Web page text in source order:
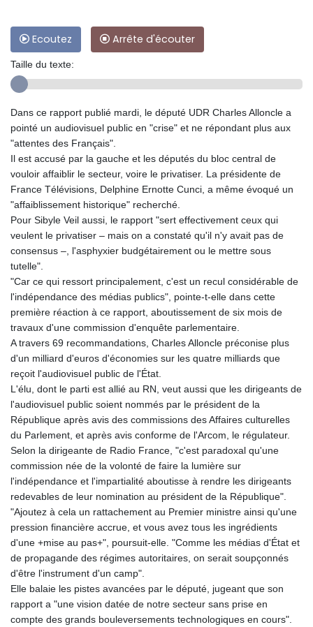
Ecoutez Arrête d'écouter
Taille du texte:
Dans ce rapport publié mardi, le député UDR Charles Alloncle a
pointé un audiovisuel public en "crise" et ne répondant plus aux
"attentes des Français".
Il est accusé par la gauche et les députés du bloc central de
vouloir affaiblir le secteur, voire le privatiser. La présidente de
France Télévisions, Delphine Ernotte Cunci, a même évoqué un
"affaiblissement historique" recherché.
Pour Sibyle Veil aussi, le rapport "sert effectivement ceux qui
veulent le privatiser – mais on a constaté qu'il n'y avait pas de
consensus –, l'asphyxier budgétairement ou le mettre sous
tutelle".
"Car ce qui ressort principalement, c'est un recul considérable de
l'indépendance des médias publics", pointe-t-elle dans cette
première réaction à ce rapport, aboutissement de six mois de
travaux d'une commission d'enquête parlementaire.
A travers 69 recommandations, Charles Alloncle préconise plus
d'un milliard d'euros d'économies sur les quatre milliards que
reçoit l'audiovisuel public de l'État.
L'élu, dont le parti est allié au RN, veut aussi que les dirigeants de
l'audiovisuel public soient nommés par le président de la
République après avis des commissions des Affaires culturelles
du Parlement, et après avis conforme de l'Arcom, le régulateur.
Selon la dirigeante de Radio France, "c'est paradoxal qu'une
commission née de la volonté de faire la lumière sur
l'indépendance et l'impartialité aboutisse à rendre les dirigeants
redevables de leur nomination au président de la République".
"Ajoutez à cela un rattachement au Premier ministre ainsi qu'une
pression financière accrue, et vous avez tous les ingrédients
d'une +mise au pas+", poursuit-elle. "Comme les médias d'État et
de propagande des régimes autoritaires, on serait soupçonnés
d'être l'instrument d'un camp".
Elle balaie les pistes avancées par le député, jugeant que son
rapport a "une vision datée de notre secteur sans prise en
compte des grands bouleversements technologiques en cours".